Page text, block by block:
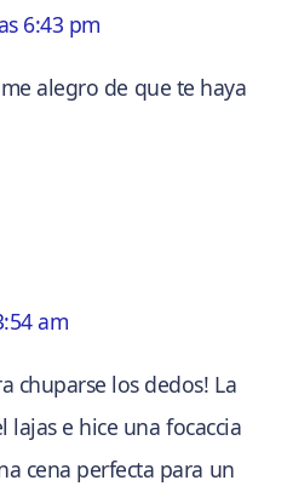
6:43 pm
alegro de que te haya
am
chuparse los dedos! La
lajas e hice una focaccia
cena perfecta para un